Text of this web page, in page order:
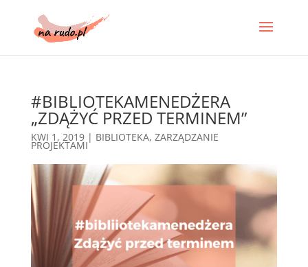
#BIBLIOTEKAMENEDŻERA
„ZDĄŻYĆ PRZED TERMINEM”
KWI 1, 2019| BIBLIOTEKA, ZARZĄDZANIE
PROJEKTAMI